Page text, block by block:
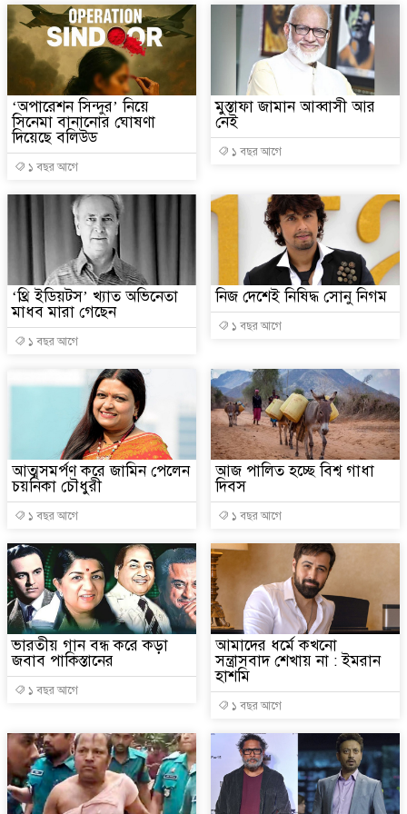
‘অপারেশন সিন্দুর’ নিয়ে
সিনেমা বানানোর ঘোষণা
দিয়েছে বলিউড
১ বছর আগে
মুস্তাফা জামান আব্বাসী আর
নেই
১ বছর আগে
‘থ্রি ইডিয়টস’ খ্যাত অভিনেতা
মাধব মারা গেছেন
১ বছর আগে
নিজ দেশেই নিষিদ্ধ সোনু নিগম
১ বছর আগে
আত্মসমর্পণ করে জামিন পেলেন
চয়নিকা চৌধুরী
১ বছর আগে
আজ পালিত হচ্ছে বিশ্ব গাধা
দিবস
১ বছর আগে
ভারতীয় গান বন্ধ করে কড়া
জবাব পাকিস্তানের
১ বছর আগে
আমাদের ধর্মে কখনো
সন্ত্রাসবাদ শেখায় না : ইমরান
হাশমি
১ বছর আগে